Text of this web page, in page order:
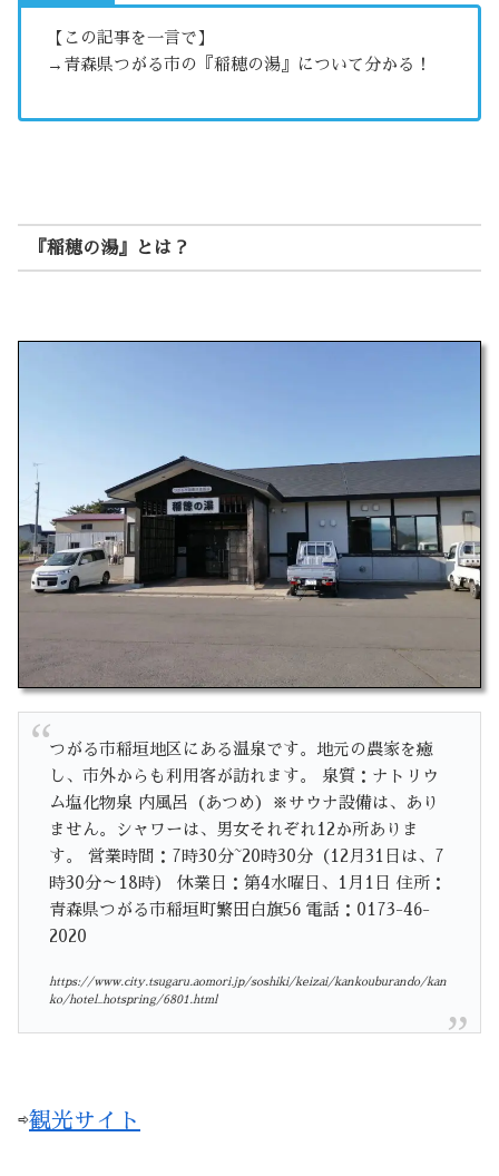
【この記事を一言で】
→青森県つがる市の『稲穂の湯』について分かる！
『稲穂の湯』とは？
つがる市稲垣地区にある温泉です。地元の農家を癒
し、市外からも利用客が訪れます。 泉質：ナトリウ
ム塩化物泉 内風呂（あつめ）※サウナ設備は、あり
ません。シャワーは、男女それぞれ12か所ありま
す。 営業時間：7時30分~20時30分（12月31日は、7
時30分～18時） 休業日：第4水曜日、1月1日 住所：
青森県つがる市稲垣町繁田白旗56 電話：0173-46-
2020
https://www.city.tsugaru.aomori.jp/soshiki/keizai/kankouburando/kan
ko/hotel_hotspring/6801.html
⇨観光サイト